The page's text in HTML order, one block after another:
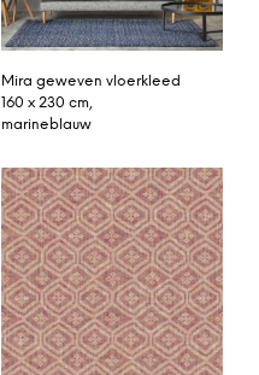
Mira geweven vloerkleed
160 x 230 cm,
marineblauw